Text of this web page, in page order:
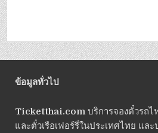
ข้อมูลทั่วไป
Ticketthai.comบริการจองตั๋วรถ
และตั๋วเรือเฟอร์รี่ในประเทศไทย แล